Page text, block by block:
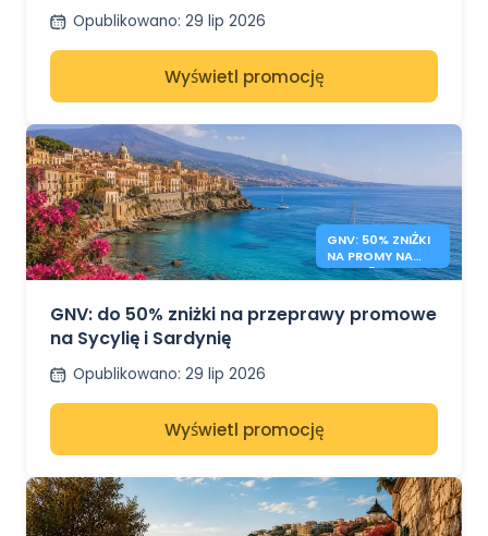
Opublikowano: 29 lip 2026
Wyświetl promocję
GNV: 50% ZNIŻKI
NA PROMY NA
SYCYLIĘ I
GNV: do 50% zniżki na przeprawy promowe
na Sycylię i Sardynię
Opublikowano: 29 lip 2026
Wyświetl promocję